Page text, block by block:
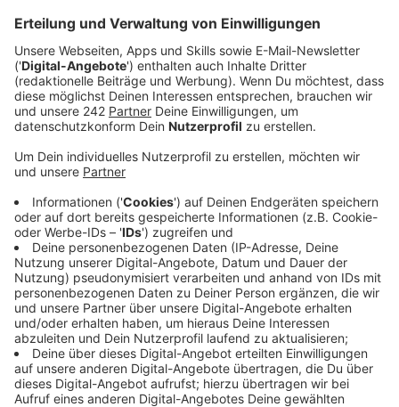
Veröffentlicht: Montag, 04.03.2019 13:33
Anzeige
Der Zug kam einigermaßen pünktlich und noch vor
Einbruch der Dunkelheit ins Ziel. Aus dem
angekündigten Orkan wurde ein laues Lüftchen mit
Auch die Einsatzkräfte berichten von einem
vergleichsweise ruhigen Rosenmontag: Es seien auch
keine betrunkenen Jugendlichen in Gewahrsam
genommen worden. Die Kölner Verkehrsbetriebe
hatten keine Störungen oder besondere
Vorkommnisse zu melden.
Lediglich die Kölner Feuerwehr musste an 18 Stellen
den Zugweg vor dem Wind nachträglich schützen.